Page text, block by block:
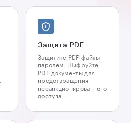
Защита PDF
Защитите PDF файлы
паролем. Шифруйте
PDF документы для
предотвращения
несанкционированного
доступа.